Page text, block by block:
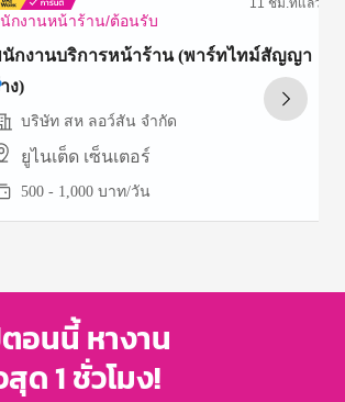
กงานหน้าร้าน/ต้อนรับ
11 ชม.ที่แล้ว
กงานบริการหน้าร้าน (พาร์ทไทม์สัญญา
ง)
บริษัท สห ลอว์สัน จำกัด
ยูไนเต็ด เซ็นเตอร์
500 - 1,000 บาท/วัน
อนนี้ หางาน
ด 1 ชั่วโมง!